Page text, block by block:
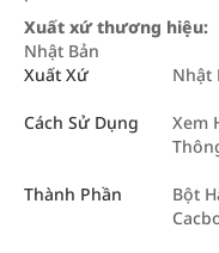
Xuất xứ thương hiệu:
Nhật Bản
Xuất Xứ
Nhật
Cách Sử Dụng
Xem
Thành Phần
Bột